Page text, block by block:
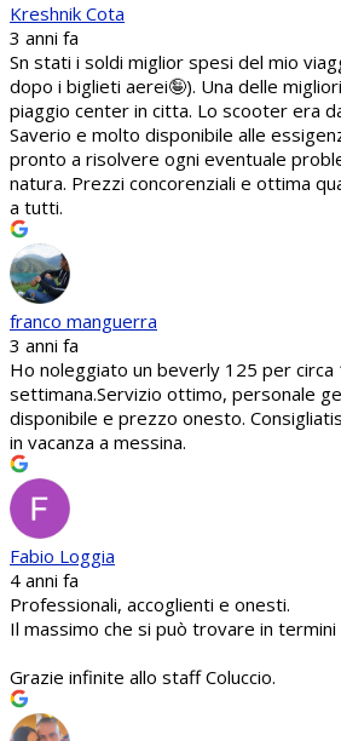
Kreshnik Cota
3 anni fa
Sn stati i soldi miglior spesi del mio
dopo i biglieti aerei🤪). Una delle
piaggio center in citta. Lo scooter era
Saverio e molto disponibile alle
pronto a risolvere ogni eventuale
natura. Prezzi concorenziali e ottima
a tutti.
franco manguerra
3 anni fa
Ho noleggiato un beverly 125 per circa
settimana.Servizio ottimo, personale
disponibile e prezzo onesto.
in vacanza a messina.
Fabio Loggia
4 anni fa
Professionali, accoglienti e onesti.
Il massimo che si può trovare in termini
Grazie infinite allo staff Coluccio.